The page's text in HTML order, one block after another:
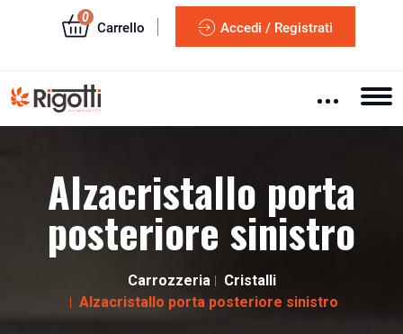
0
Carrello Accedi / Registrati
Alzacristallo porta
posteriore sinistro
Carrozzeria
Cristalli
Alzacristallo porta posteriore sinistro